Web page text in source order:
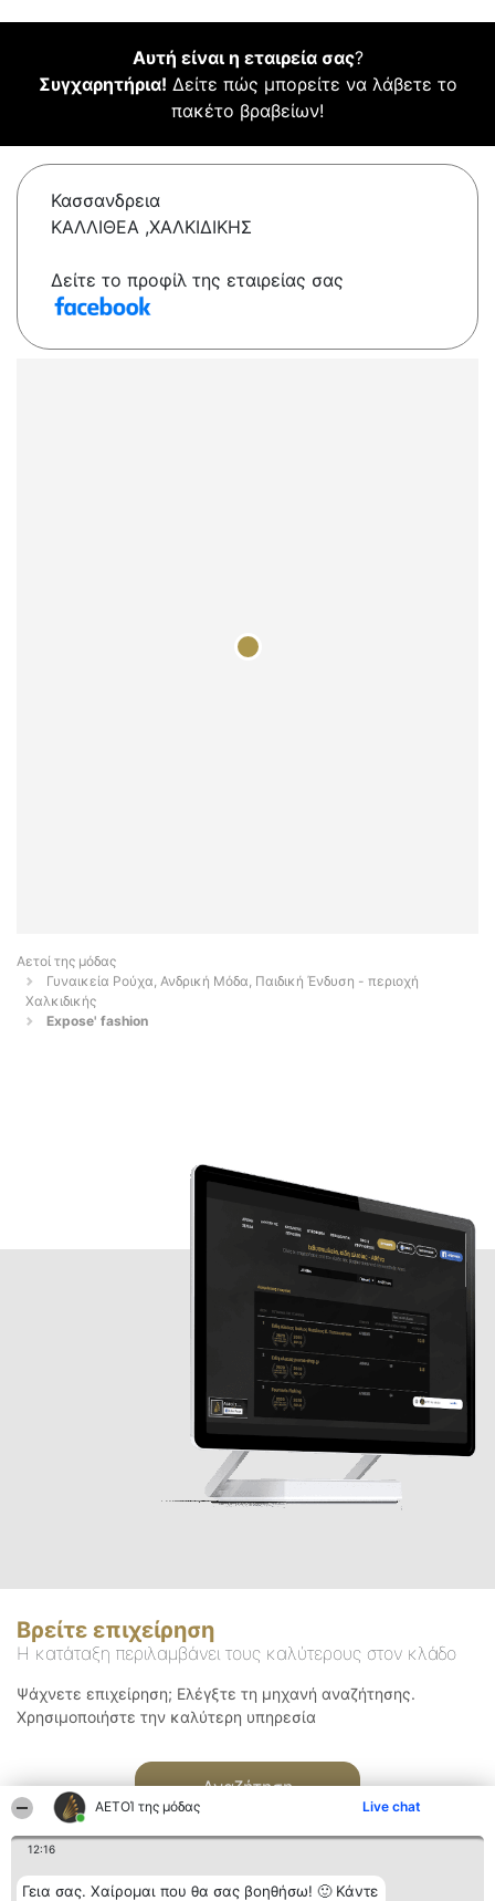
ΑΕΤΟΊ της μόδας Live chat
12:16
Γεια σας. Χαίρομαι που θα σας βοηθήσω! 🙂 Κάντε
Αυτή είναι η εταιρεία σας?
Συγχαρητήρια! Δείτε πώς μπορείτε να λάβετε το
πακέτο βραβείων!
Κασσανδρεια
ΚΑΛΛΙΘΕΑ ,ΧΑΛΚΙΔΙΚΗΣ
Δείτε το προφίλ της εταιρείας σας
Αετοί της μόδας
Γυναικεία Ρούχα, Ανδρική Μόδα, Παιδική Ένδυση - περιοχή
Χαλκιδικής
Expose' fashion
Βρείτε επιχείρηση
Η κατάταξη περιλαμβάνει τους καλύτερους στον κλάδο
Ψάχνετε επιχείρηση; Ελέγξτε τη μηχανή αναζήτησης.
Χρησιμοποιήστε την καλύτερη υπηρεσία
Αναζήτηση